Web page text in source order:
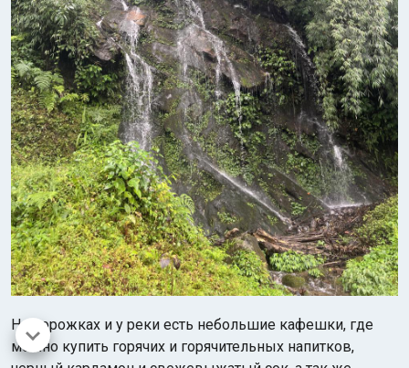
На дорожках и у реки есть небольшие кафешки, где
можно купить горячих и горячительных напитков,